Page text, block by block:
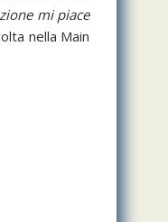
mi piace
nella Main